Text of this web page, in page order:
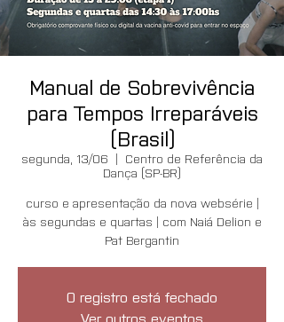
Manual de Sobrevivência
para Tempos Irreparáveis
(Brasil)
segunda, 13/06
  |
Centro de Referência da
Dança (SP-BR)
curso e apresentação da nova websérie |
às segundas e quartas | com Naiá Delion e
Pat Bergantin
O registro está fechado
Ver outros eventos